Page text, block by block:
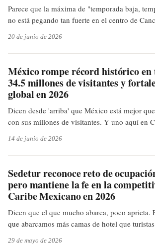
Parece que la máxima de "temporada baja,
no está pegando tan fuerte en el centro de
estar en el corazón de la ciudad o si el turismo
hotelera se está llevando todo el pastel. Y
¿qué dirán?
20 de junio de 2026
México rompe récord histórico
34.5 millones de visitantes y
global en 2026
Dicen desde 'arriba' que México está mejor
con sus millones de visitantes. Y uno aquí en
ese 'récord histórico' se traduzca en más
para los que vivimos aquí y le damos vida al
14 de junio de 2026
Sedetur reconoce reto de
pero mantiene la fe en la
Caribe Mexicano en 2026
Dicen que el que mucho abarca, poco aprieta.
que abarcamos más camas de hotel que
salvará el día. Como cuando prometes llegar
29 de mayo de 2026